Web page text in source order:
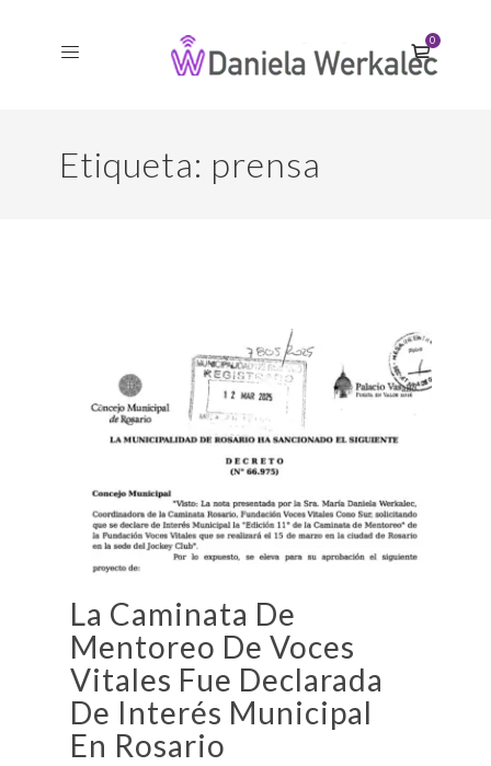
0
Etiqueta: prensa
La Caminata De
Mentoreo De Voces
Vitales Fue Declarada
De Interés Municipal
En Rosario